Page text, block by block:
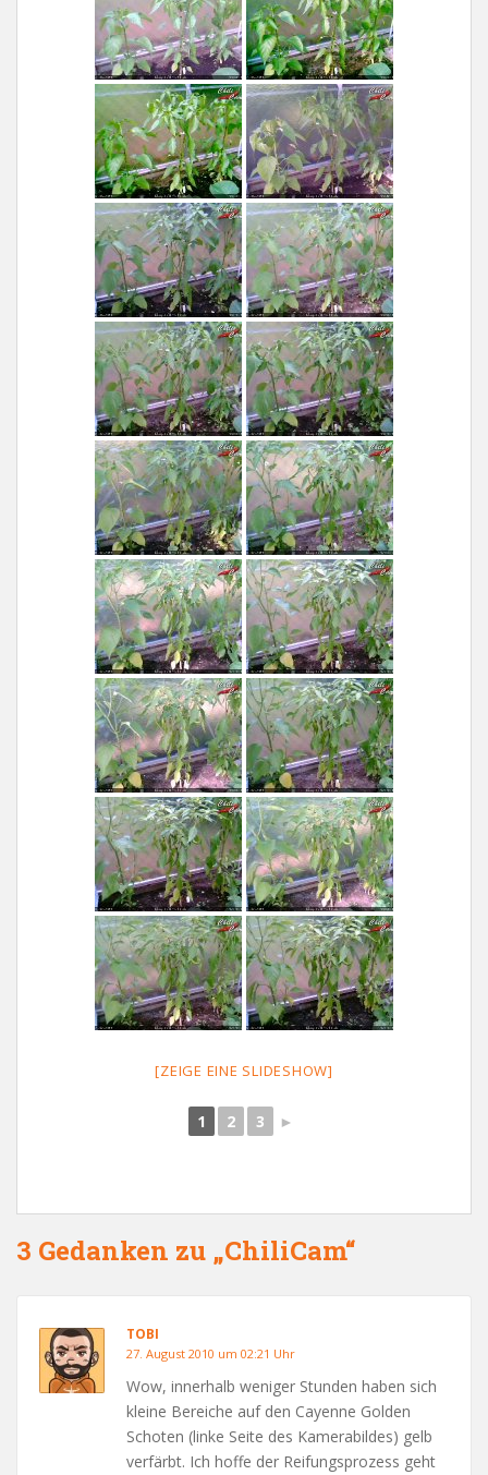
[ZEIGE EINE SLIDESHOW]
1 2 3 ►
3 Gedanken zu „ChiliCam“
TOBI
27. August 2010 um 02:21 Uhr
Wow, innerhalb weniger Stunden haben sich
kleine Bereiche auf den Cayenne Golden
Schoten (linke Seite des Kamerabildes) gelb
verfärbt. Ich hoffe der Reifungsprozess geht